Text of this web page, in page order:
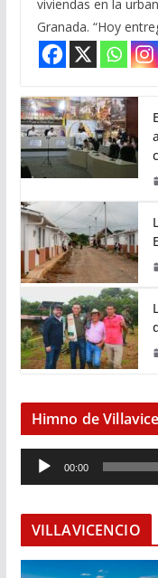
viviendas en la
Granada. “Hoy
Himno de
e
o
d
00:00
VILLAVICENCIO